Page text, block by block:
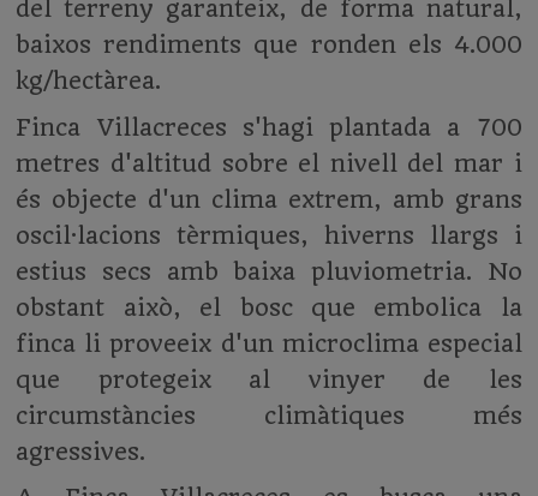
del terreny garanteix, de forma natural,
baixos rendiments que ronden els 4.000
kg/hectàrea.
Finca Villacreces s'hagi plantada a 700
metres d'altitud sobre el nivell del mar i
és objecte d'un clima extrem, amb grans
oscil·lacions tèrmiques, hiverns llargs i
estius secs amb baixa pluviometria. No
obstant això, el bosc que embolica la
finca li proveeix d'un microclima especial
que protegeix al vinyer de les
circumstàncies climàtiques més
agressives.